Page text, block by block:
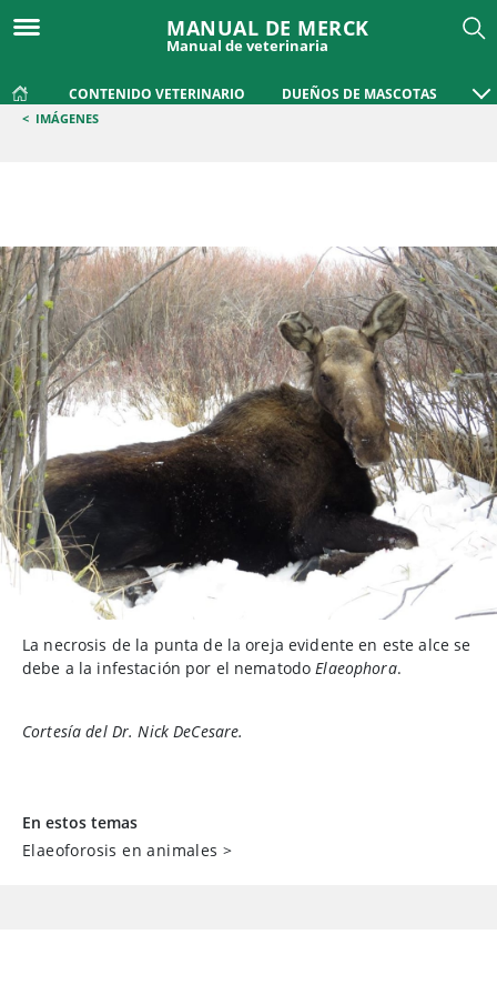
MANUAL DE MERCK
Manual de veterinaria
CONTENIDO VETERINARIO DUEÑOS DE MASCOTAS
< IMÁGENES
La necrosis de la punta de la oreja evidente en este alce se
debe a la infestación por el nematodoElaeophora.
Cortesía del Dr. Nick DeCesare.
En estos temas
Elaeoforosis en animales >